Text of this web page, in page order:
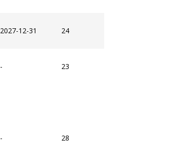
2027-12-31 24
- 23
- 28